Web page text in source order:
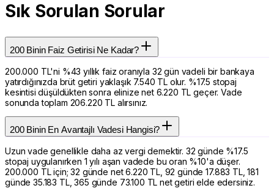
Sık Sorulan Sorular
200 Binin Faiz Getirisi Ne Kadar?
200.000 TL'ni %43 yıllık faiz oranıyla 32 gün vadeli bir bankaya
yatırdığınızda brüt getiri yaklaşık 7.540 TL olur. %17.5 stopaj
kesintisi düşüldükten sonra elinize net 6.220 TL geçer. Vade
sonunda toplam 206.220 TL alırsınız.
200 Binin En Avantajlı Vadesi Hangisi?
Uzun vade genellikle daha az vergi demektir. 32 günde %17.5
stopaj uygulanırken 1 yılı aşan vadede bu oran %10'a düşer.
200.000 TL için; 32 günde net 6.220 TL, 92 günde 17.883 TL, 181
günde 35.183 TL, 365 günde 73.100 TL net getiri elde edersiniz.